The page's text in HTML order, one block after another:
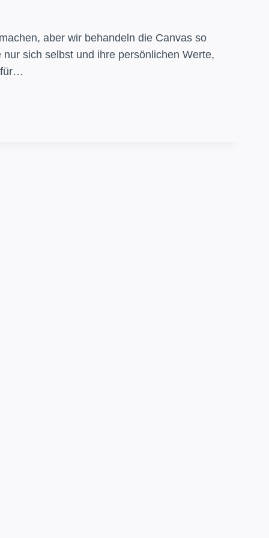
aber wir behandeln die Canvas so
sich selbst und ihre persönlichen Werte,
für…